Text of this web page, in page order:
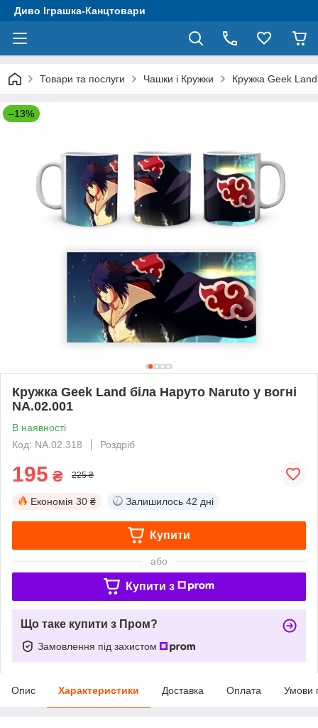
Диво Іграшка-Канцтовари
Товари та послуги Чашки і Кружки Кружка Geek
–13%
Кружка Geek Land біла Наруто Naruto у вогні
NA.02.001
В наявності
Код: NA.02.318
Роздріб
195 ₴ 225 ₴
Економія 30 ₴ Залишилось 42 дні
Купити
або
Купити з
Що таке купити з Пром?
Замовлення під захистом
Опис Характеристики Доставка Оплата Умови